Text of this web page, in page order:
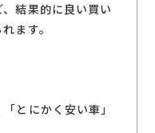
結果的に良い買い
ます。
とにかく安い車」